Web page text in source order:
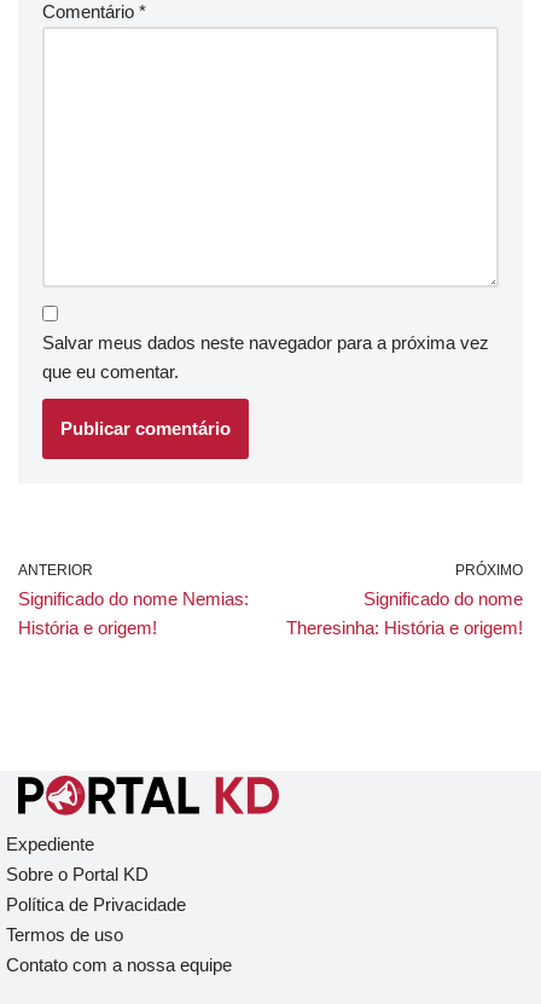
Comentário *
Salvar meus dados neste navegador para a próxima vez
que eu comentar.
ANTERIOR
Significado do nome Nemias:
História e origem!
PRÓXIMO
Significado do nome
Theresinha: História e origem!
Expediente
Sobre o Portal KD
Política de Privacidade
Termos de uso
Contato com a nossa equipe